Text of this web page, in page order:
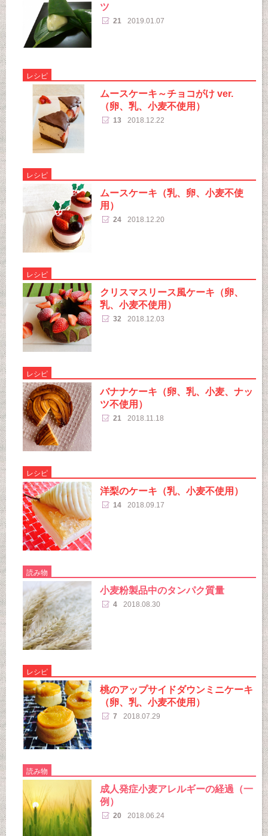
ツ
21 2019.01.07
レシピ
ムースケーキ～チョコがけ ver.
（卵、乳、小麦不使用）
13 2018.12.22
レシピ
ムースケーキ（乳、卵、小麦不使
用）
24 2018.12.20
レシピ
クリスマスリース風ケーキ（卵、
乳、小麦不使用）
32 2018.12.03
レシピ
バナナケーキ（卵、乳、小麦、ナッ
ツ不使用）
21 2018.11.18
レシピ
洋梨のケーキ（乳、小麦不使用）
14 2018.09.17
読み物
小麦粉製品中のタンパク質量
4 2018.08.30
レシピ
桃のアップサイドダウンミニケーキ
（卵、乳、小麦不使用）
7 2018.07.29
読み物
成人発症小麦アレルギーの経過（一
例）
20 2018.06.24